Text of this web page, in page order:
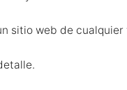
sitio web de